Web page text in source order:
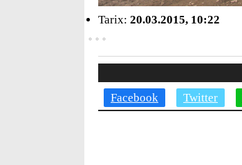
Tarix: 20.03.2015, 10:22
Facebook
Twitter